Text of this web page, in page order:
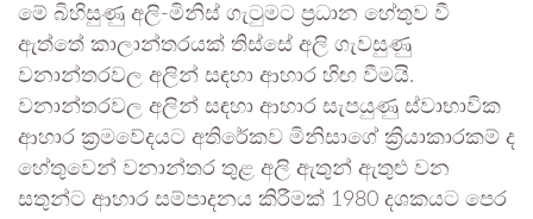
මේ බිහිසුණු අලි-මිනිස් ගැටුමට ප්‍රධාන හේතුව වී
ඇත්තේ කාලාන්තරයක් තිස්සේ අලි ගැවසුණු
වනාන්තරවල අලින් සඳහා ආහාර හිඟ වීමයි.
වනාන්තරවල අලින් සඳහා ආහාර සැපයුණු ස්වාභාවික
ආහාර ක්‍රමවේදයට අතිරේකව මිනිසාගේ ක්‍රියාකාරකම් ද
හේතුවෙන් වනාන්තර තුළ අලි ඇතුන් ඇතුළු වන
සතුන්ට ආහාර සම්පාදනය කිරීමක් 1980 දශකයට පෙර